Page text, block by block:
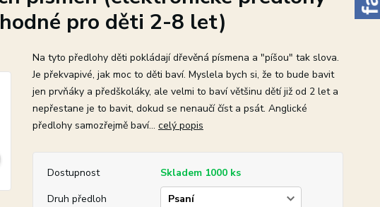
pro děti 2-8 let)
Na tyto předlohy děti pokládají dřevěná písmena a "píšou" tak slova.
Je překvapivé, jak moc to děti baví. Myslela bych si, že to bude bavit
jen prvňáky a předškoláky, ale velmi to baví většinu dětí již od 2 let a
nepřestane je to bavit, dokud se nenaučí číst a psát. Anglické
předlohy samozřejmě baví... celý popis
Dostupnost
Skladem 1000 ks
Druh předloh